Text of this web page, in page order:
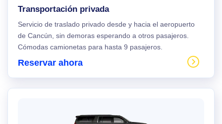
Transportación privada
Servicio de traslado privado desde y hacia el aeropuerto
de Cancún, sin demoras esperando a otros pasajeros.
Cómodas camionetas para hasta 9 pasajeros.
Reservar ahora